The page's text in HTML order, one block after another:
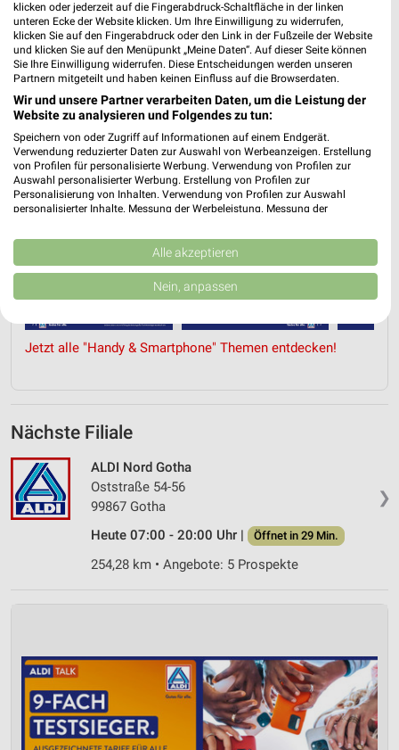
HANDY & SMARTPHONE ALDI TALK
Jetzt alle "Handy & Smartphone" Themen entdecken!
Nächste Filiale
❯
ALDI Nord Gotha
Oststraße 54-56
99867 Gotha
Heute 07:00 - 20:00 Uhr |
Öffnet in 29 Min.
254,28 km • Angebote: 5 Prospekte
klicken oder jederzeit auf die Fingerabdruck-Schaltfläche in der linken
unteren Ecke der Website klicken. Um Ihre Einwilligung zu widerrufen,
klicken Sie auf den Fingerabdruck oder den Link in der Fußzeile der Website
und klicken Sie auf den Menüpunkt „Meine Daten“. Auf dieser Seite können
Sie Ihre Einwilligung widerrufen. Diese Entscheidungen werden unseren
Partnern mitgeteilt und haben keinen Einfluss auf die Browserdaten.
Wir und unsere Partner verarbeiten Daten, um die Leistung der
Website zu analysieren und Folgendes zu tun:
Speichern von oder Zugriff auf Informationen auf einem Endgerät.
Verwendung reduzierter Daten zur Auswahl von Werbeanzeigen. Erstellung
von Profilen für personalisierte Werbung. Verwendung von Profilen zur
Auswahl personalisierter Werbung. Erstellung von Profilen zur
Personalisierung von Inhalten. Verwendung von Profilen zur Auswahl
personalisierter Inhalte. Messung der Werbeleistung. Messung der
Kombinationen von Daten aus verschiedenen Quellen. Entwicklung und
Verbesserung der Angebote. Verwendung reduzierter Daten zur Auswahl
von Inhalten.
Daten können außerhalb der Europäischen Union weitergegeben und in die
USA gesendet werden.
Website/App.
Partnerliste anzeigen (1 IAB-Anbieter)
Speichern von oder Zugriff auf Informationen
auf einem Endgerät
Verwendung reduzierter Daten zur Auswahl von
Werbeanzeigen
Erstellung von Profilen für personalisierte
Verwendung von Profilen zur Auswahl
personalisierter Inhalte
Messung der Werbeleistung
Alle akzeptieren
Nein, anpassen